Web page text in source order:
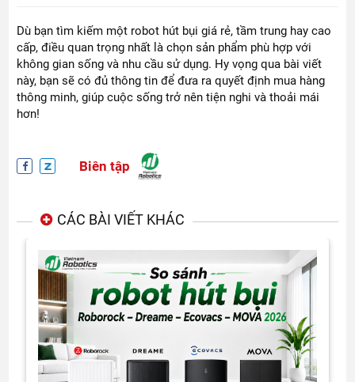
Dù bạn tìm kiếm một robot hút bụi giá rẻ, tầm trung hay cao
cấp, điều quan trọng nhất là chọn sản phẩm phù hợp với
không gian sống và nhu cầu sử dụng. Hy vọng qua bài viết
này, bạn sẽ có đủ thông tin để đưa ra quyết định mua hàng
thông minh, giúp cuộc sống trở nên tiện nghi và thoải mái
hơn!
Biên tập
CÁC BÀI VIẾT KHÁC